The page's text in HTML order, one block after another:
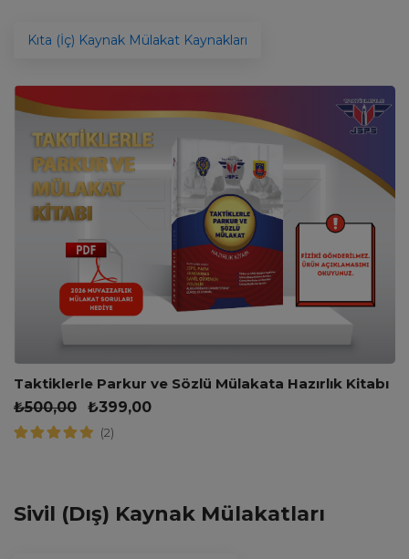
Kıta (İç) Kaynak Mülakat Kaynakları
Taktiklerle Parkur ve Sözlü Mülakata Hazırlık Kitabı
₺500,00 ₺399,00
(2)
Sivil (Dış) Kaynak Mülakatları